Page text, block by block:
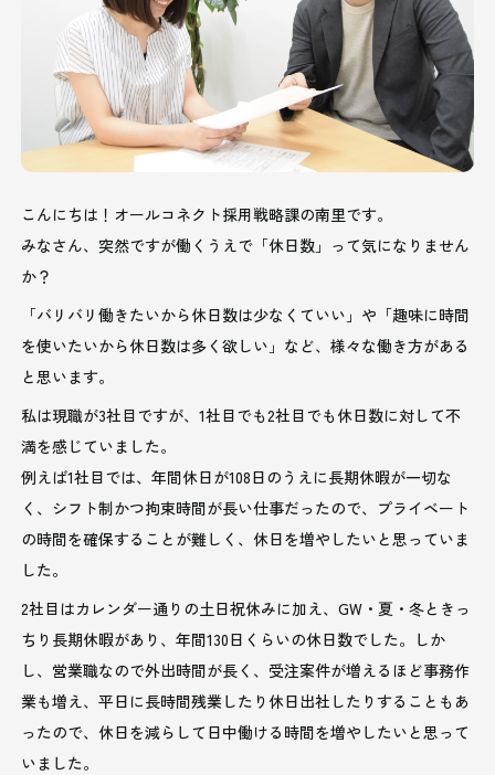
こんにちは！オールコネクト採用戦略課の南里です。
みなさん、突然ですが働くうえで「休日数」って気になりません
か？
「バリバリ働きたいから休日数は少なくていい」や「趣味に時間
を使いたいから休日数は多く欲しい」など、様々な働き方がある
と思います。
私は現職が3社目ですが、1社目でも2社目でも休日数に対して不
満を感じていました。
例えば1社目では、年間休日が108日のうえに長期休暇が一切な
く、シフト制かつ拘束時間が長い仕事だったので、プライベート
の時間を確保することが難しく、休日を増やしたいと思っていま
した。
2社目はカレンダー通りの土日祝休みに加え、GW・夏・冬ときっ
ちり長期休暇があり、年間130日くらいの休日数でした。しか
し、営業職なので外出時間が長く、受注案件が増えるほど事務作
業も増え、平日に長時間残業したり休日出社したりすることもあ
ったので、休日を減らして日中働ける時間を増やしたいと思って
いました。